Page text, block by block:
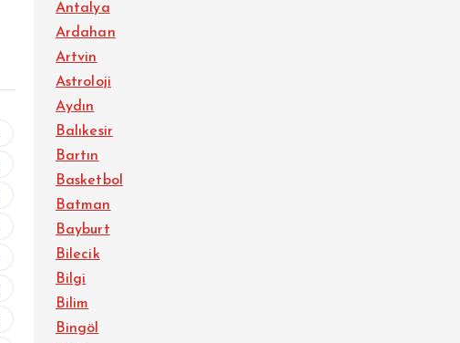
Antalya
Ardahan
Artvin
Astroloji
Aydın
Balıkesir
Bartın
Basketbol
Batman
Bayburt
Bilecik
Bilgi
Bilim
Bingöl